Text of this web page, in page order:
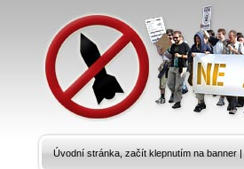
Úvodní stránka, začít klepnutím na banner |